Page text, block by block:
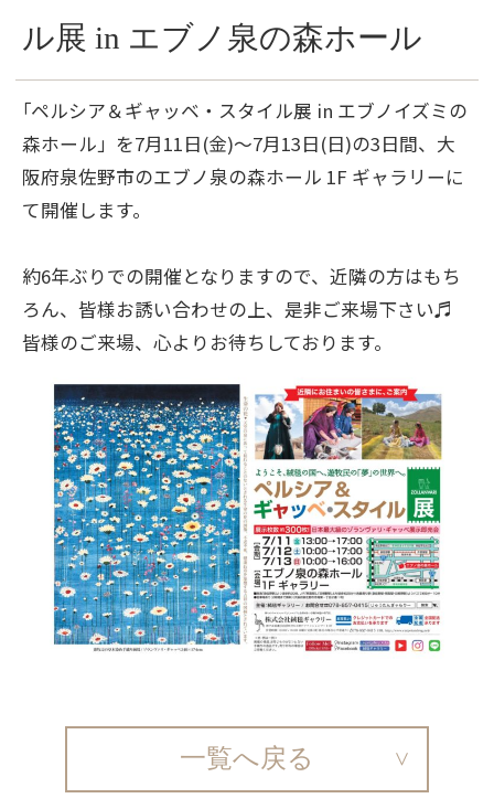
ル展 in エブノ泉の森ホール
｢ペルシア＆ギャッベ・スタイル展 in エブノイズミの
森ホール」を7月11日(金)～7月13日(日)の3日間、大
阪府泉佐野市のエブノ泉の森ホール 1F ギャラリーに
て開催します。
約6年ぶりでの開催となりますので、近隣の方はもち
ろん、皆様お誘い合わせの上、是非ご来場下さい♬
皆様のご来場、心よりお待ちしております。
一覧へ戻る